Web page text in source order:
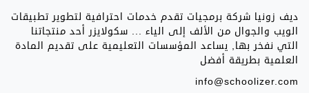
ديف زونيا شركة برمجيات تقدم خدمات احترافية لتطوير تطبيقات
الويب والجوال من الألف إلى الياء ... سكولايزر أحد منتجاتنا
التي نفخر بها, يساعد المؤسسات التعليمية على تقديم المادة
العلمية بطريقة أفضل
info@schoolizer.com